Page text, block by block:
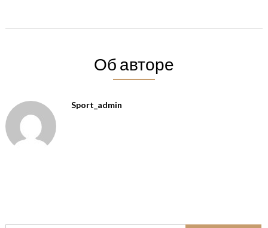
Об авторе
Sport_admin